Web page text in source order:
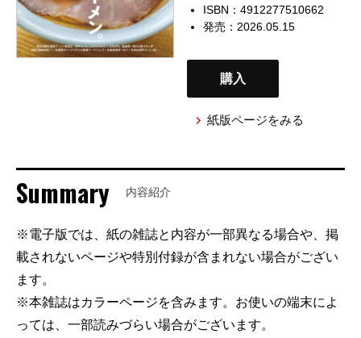
ISBN：4912277510662
発売：2026.05.15
購入
紙版ページをみる
Summary 内容紹介
※電子版では、紙の雑誌と内容が一部異なる場合や、掲
載されないページや特別付録が含まれない場合がござい
ます。
※本雑誌はカラーページを含みます。お使いの端末によ
っては、一部読みづらい場合がございます。